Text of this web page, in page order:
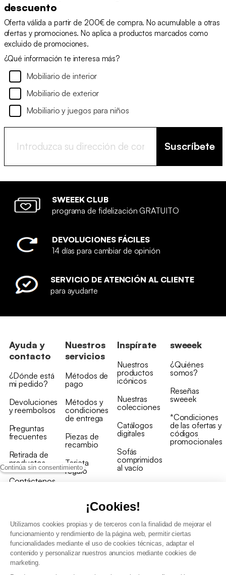
Continúa sin consentimiento
¡Cookies!
Utilizamos cookies propias y de terceros con la finalidad de mejorar el
funcionamiento y rendimiento de la página web, permitir ciertas
funcionalidades mediante el uso de cookies técnicas, adaptar el
contenido y personalizar nuestros anuncios mediante cookies de
marketing.
descuento
Oferta válida a partir de 200€ de compra. No acumulable a otras
ofertas y promociones. No aplica a productos marcados como
excluido de promociones.
¿Qué información te interesa más?
Mobiliario de interior
Mobiliario de exterior
Mobiliario y juegos para niños
Suscríbete
SWEEEK CLUB
programa de fidelización GRATUITO
DEVOLUCIONES FÁCILES
14 días para cambiar de opinión
SERVICIO DE ATENCIÓN AL CLIENTE
para ayudarte
Ayuda y
contacto
¿Dónde está
mi pedido?
Devoluciones
y reembolsos
Preguntas
frecuentes
Retirada de
productos
Contáctenos
Nuestros
servicios
Métodos de
pago
Métodos y
condiciones
de entrega
Piezas de
recambio
Tarjeta
regalo
Inspírate
Nuestros
productos
icónicos
Nuestras
colecciones
Catálogos
digitales
Sofás
comprimidos
al vacío
sweeek
¿Quiénes
somos?
Reseñas
sweeek
*Condiciones
de las ofertas y
códigos
promocionales